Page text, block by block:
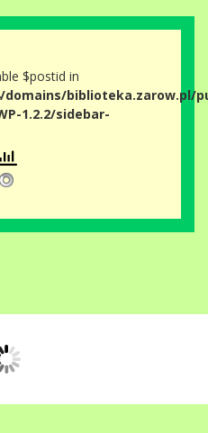
$postid in
biblioteka.zarow.pl/
1.2.2/sidebar-